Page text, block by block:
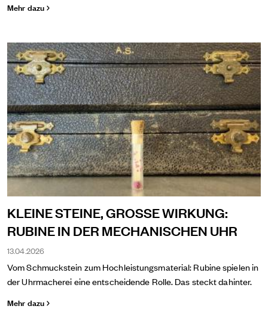
Mehr dazu
KLEINE STEINE, GROSSE WIRKUNG:
RUBINE IN DER MECHANISCHEN UHR
13.04.2026
Vom Schmuckstein zum Hochleistungsmaterial: Rubine spielen in
der Uhrmacherei eine entscheidende Rolle. Das steckt dahinter.
Mehr dazu